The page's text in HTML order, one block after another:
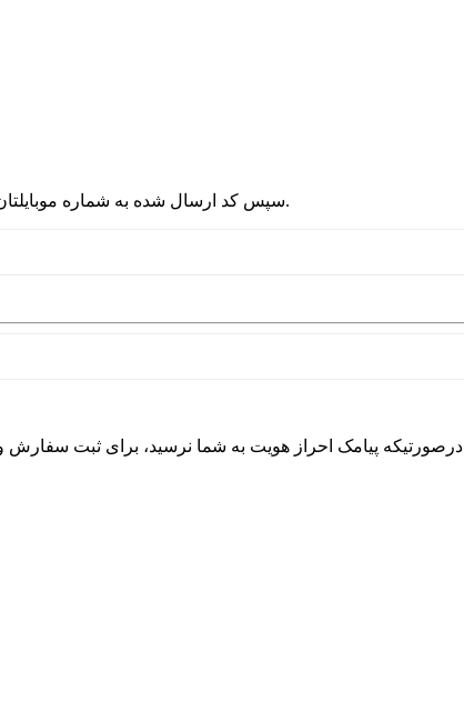
2 - سپس کد ارسال شده به شماره موبایلتان را در قسمت پایین نوشته و دکمه ورود را انتخاب کنید.
درصورتیکه پیامک احراز هویت به شما نرسید، برای ثبت سفارش و